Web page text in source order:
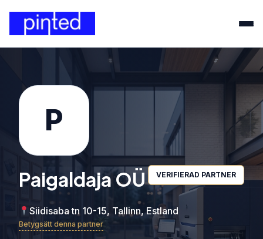
P
Paigaldaja OÜ VERIFIERAD PARTNER
Siidisaba tn 10-15, Tallinn, Estland
Betygsätt denna partner